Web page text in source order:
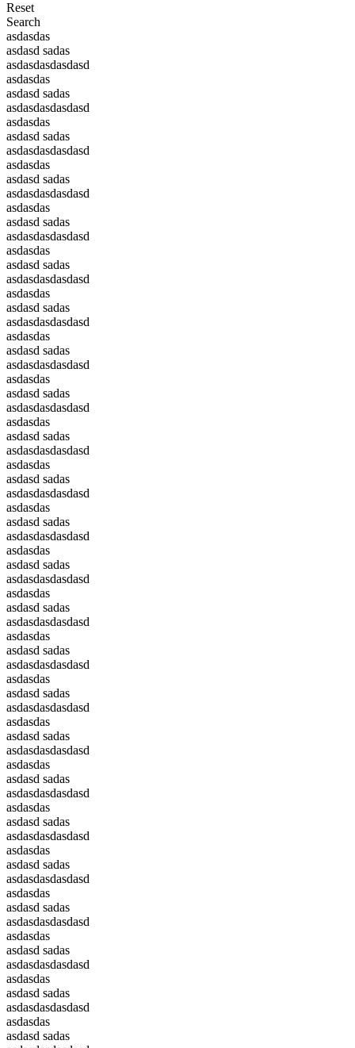
Reset
Search
asdasdas
asdasd sadas
asdasdasdasdasd
asdasdas
asdasd sadas
asdasdasdasdasd
asdasdas
asdasd sadas
asdasdasdasdasd
asdasdas
asdasd sadas
asdasdasdasdasd
asdasdas
asdasd sadas
asdasdasdasdasd
asdasdas
asdasd sadas
asdasdasdasdasd
asdasdas
asdasd sadas
asdasdasdasdasd
asdasdas
asdasd sadas
asdasdasdasdasd
asdasdas
asdasd sadas
asdasdasdasdasd
asdasdas
asdasd sadas
asdasdasdasdasd
asdasdas
asdasd sadas
asdasdasdasdasd
asdasdas
asdasd sadas
asdasdasdasdasd
asdasdas
asdasd sadas
asdasdasdasdasd
asdasdas
asdasd sadas
asdasdasdasdasd
asdasdas
asdasd sadas
asdasdasdasdasd
asdasdas
asdasd sadas
asdasdasdasdasd
asdasdas
asdasd sadas
asdasdasdasdasd
asdasdas
asdasd sadas
asdasdasdasdasd
asdasdas
asdasd sadas
asdasdasdasdasd
asdasdas
asdasd sadas
asdasdasdasdasd
asdasdas
asdasd sadas
asdasdasdasdasd
asdasdas
asdasd sadas
asdasdasdasdasd
asdasdas
asdasd sadas
asdasdasdasdasd
asdasdas
asdasd sadas